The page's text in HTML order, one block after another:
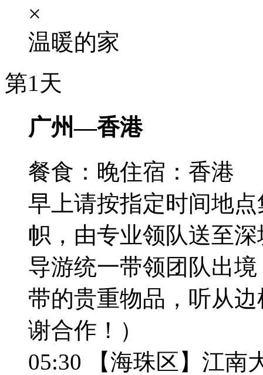
×
温暖的家
第1天
广州—香港
餐食：晚住宿：香港
早上请按指定时间地
帜，由专业领队送至
导游统一带领团队出
带的贵重物品，听从
谢合作！）
05:30 【海珠区】江南